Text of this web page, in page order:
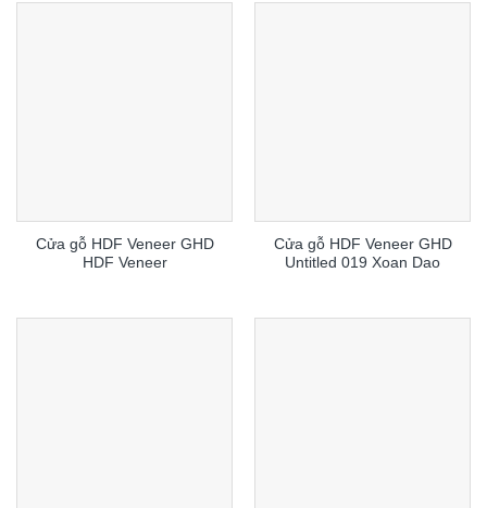
Cửa gỗ HDF Veneer GHD
HDF Veneer
Cửa gỗ HDF Veneer GHD
Untitled 019 Xoan Dao